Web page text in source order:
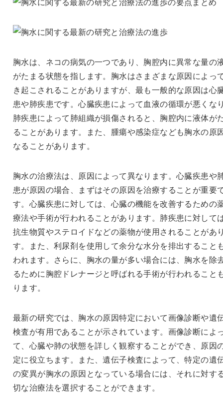
胸水は、ネコの病気の一つであり、胸腔内に異常な量の
がたまる状態を指します。胸水はさまざまな原因によっ
き起こされることがありますが、最も一般的な原因は心
患や肺疾患です。心臓疾患によって血液の循環が悪くな
肺疾患によって肺組織が損傷されると、胸腔内に液体が
ることがあります。また、腫瘍や感染症なども胸水の原
なることがあります。
胸水の治療法は、原因によって異なります。心臓疾患や
患が原因の場合、まずはその原因を治療することが重要
す。心臓疾患に対しては、心臓の機能を改善するための
療法や手術が行われることがあります。肺疾患に対して
抗生物質やステロイドなどの薬物が使用されることがあ
す。また、利尿剤を使用して余分な水分を排出すること
われます。さらに、胸水の量が多い場合には、胸水を除
るために胸腔ドレナージと呼ばれる手術が行われること
ります。
最新の研究では、胸水の原因特定において画像診断や遺
検査が有用であることが示されています。画像診断によ
て、心臓や肺の状態を詳しく観察することができ、原因
定に役立ちます。また、遺伝子検査によって、特定の遺
の変異が胸水の原因となっている場合には、それに対す
切な治療法を選択することができます。